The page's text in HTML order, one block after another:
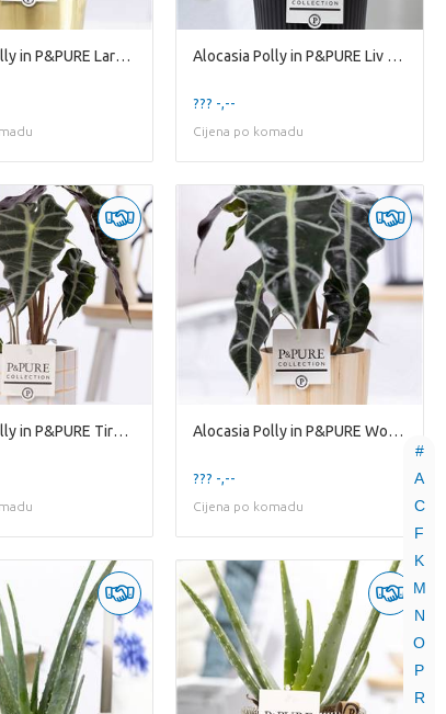
#
A
C
F
K
M
N
O
P
R
Alocasia Polly in P&PURE Laryssa ceramics shiny go Alocasia Polly in P&PURE Liv ceramics matt balck
??? -,--
Cijena po komadu
Alocasia Polly in P&PURE Tirza ceremics Alocasia Polly in P&PURE Wood 5
??? -,--
Cijena po komadu